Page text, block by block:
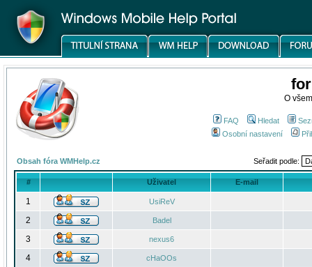
O
FAQ Hledat
Osobní nastavení
Obsah fóra WMHelp.cz Seřadit podle:
# Uživatel E-mail
1 UsiReV
2 Badel
3 nexus6
4 cHaOOs